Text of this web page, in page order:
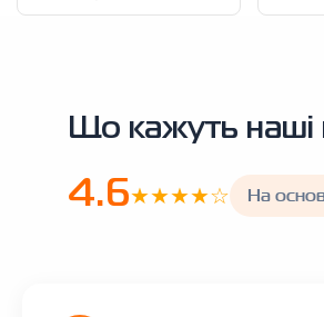
Що кажуть наші
4.6★★★★☆ На